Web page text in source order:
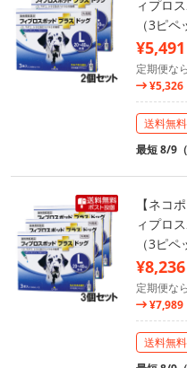
ィプロ
（3ピ
¥5,491
定期便な
¥5,326
送料無料
最短 8/9（
【ネコ
ィプロ
（3ピ
¥8,236
定期便な
¥7,989
送料無料